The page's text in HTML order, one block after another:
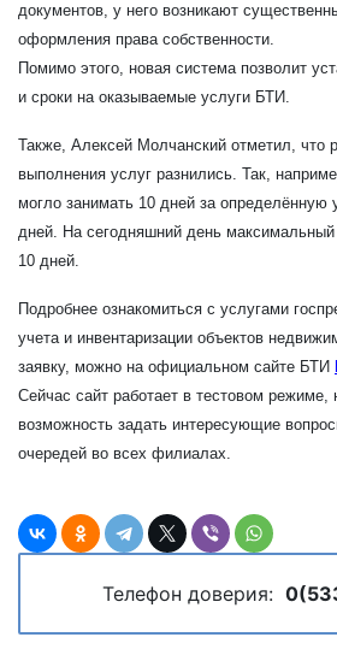
документов, у него возникают
оформления права собственности.
Помимо этого, новая система позволит
и сроки на оказываемые услуги БТИ.
Также, Алексей Молчанский отметил, что
выполнения услуг разнились. Так,
могло занимать 10 дней за определённую
дней. На сегодняшний день максимальный
10 дней.
Подробнее ознакомиться с услугами
учета и инвентаризации объектов
заявку, можно на официальном сайте БТИ
Сейчас сайт работает в тестовом режиме,
возможность задать интересующие
очередей во всех филиалах.
Телефон доверия: